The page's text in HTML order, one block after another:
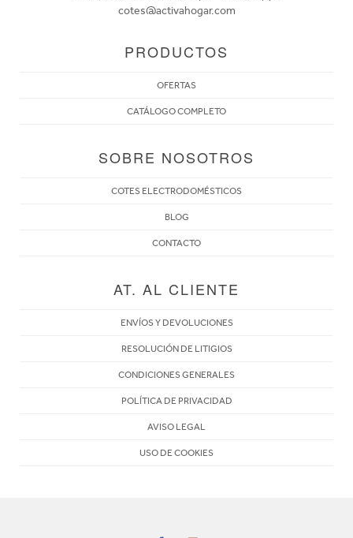
cotes@activahogar.com
PRODUCTOS
OFERTAS
CATÁLOGO COMPLETO
SOBRE NOSOTROS
COTES ELECTRODOMÉSTICOS
BLOG
CONTACTO
AT. AL CLIENTE
ENVÍOS Y DEVOLUCIONES
RESOLUCIÓN DE LITIGIOS
CONDICIONES GENERALES
POLÍTICA DE PRIVACIDAD
AVISO LEGAL
USO DE COOKIES